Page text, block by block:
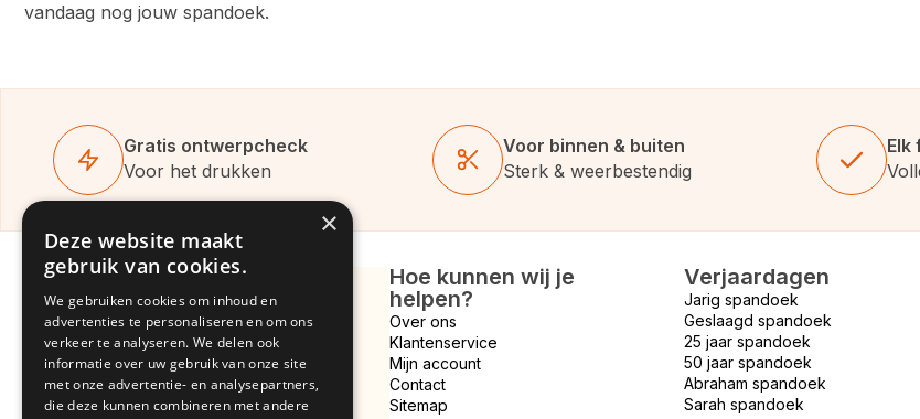
vandaag nog jouw spandoek.
Gratis ontwerpcheck
Voor het drukken
Voor binnen & buiten
Sterk & weerbestendig
Elk
Hulp bij ontwerp?
Bekijk onze kant en klare
spandoek ontwerpen
Hoe kunnen wij je
helpen?
Over ons
Klantenservice
Mijn account
Contact
Sitemap
Verjaardagen
Jarig spandoek
Geslaagd spandoek
25 jaar spandoek
50 jaar spandoek
Abraham spandoek
Sarah spandoek
×
Deze website maakt
gebruik van cookies.
We gebruiken cookies om inhoud en
advertenties te personaliseren en om ons
verkeer te analyseren. We delen ook
informatie over uw gebruik van onze site
met onze advertentie- en analysepartners,
die deze kunnen combineren met andere